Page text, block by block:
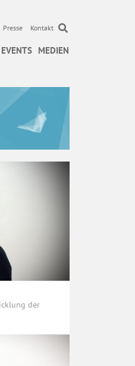
Presse Kontakt
EVENTS MEDIEN
der